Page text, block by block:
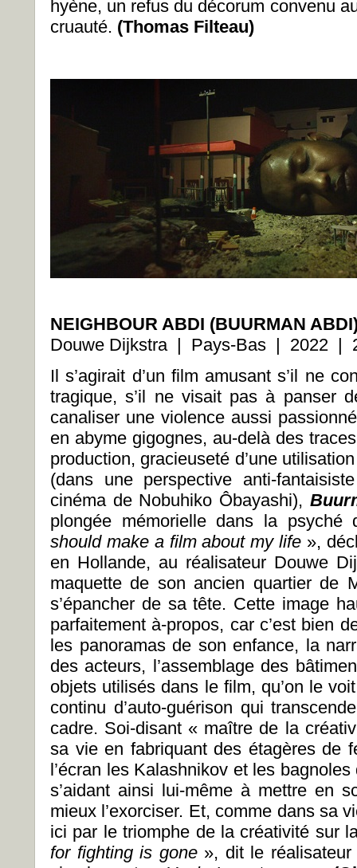
hyène, un refus du décorum convenu
cruauté. (Thomas Filteau)
NEIGHBOUR ABDI (BUURMAN
Douwe Dijkstra | Pays-Bas | 2022 |
Il s’agirait d’un film amusant s’il ne
tragique, s’il ne visait pas à panser
canaliser une violence aussi
en abyme gigognes, au-delà des
production, gracieuseté d’une
(dans une perspective anti-
cinéma de Nobuhiko Ôbayashi),
plongée mémorielle dans la
should make a film about my life »,
en Hollande, au réalisateur Douwe
maquette de son ancien quartier de
s’épancher de sa tête. Cette image
parfaitement à-propos, car c’est bien
les panoramas de son enfance, la
des acteurs, l’assemblage des
objets utilisés dans le film, qu’on le
continu d’auto-guérison qui
cadre. Soi-disant « maître de la
sa vie en fabriquant des étagères de
l’écran les Kalashnikov et les
s’aidant ainsi lui-même à mettre en
mieux l’exorciser. Et, comme dans sa
ici par le triomphe de la créativité sur
for fighting is gone», dit le réalisateur